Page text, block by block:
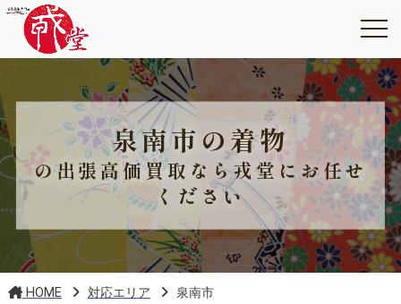
泉南市の着物
の出張高価買取なら戎堂にお任せ
ください
HOME 対応エリア 泉南市